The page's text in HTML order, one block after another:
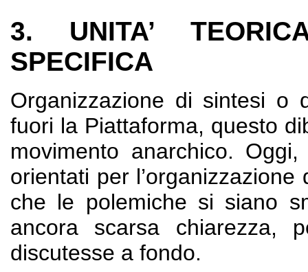
3. UNITA’ TEORICA
SPECIFICA
Organizzazione di sintesi o
fuori la Piattaforma, questo
movimento anarchico.
orientati per
che le polemiche si siano
ancora scarsa chiarezza,
discutesse a fondo.